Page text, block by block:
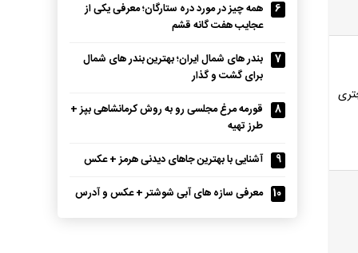
6
همه چیز در مورد دره ستارگان؛ معرفی یکی از
عجایب هفت گانه قشم
7
بندر های شمال ایران؛ بهترین بندر های شمال
برای گشت و گذار
8
قورمه مرغ مجلسی رو به روش کرمانشاهی بپز +
طرز تهیه
9
آشنایی با بهترین جاهای دیدنی هرمز + عکس
10
معرفی سازه های آبی شوشتر + عکس و آدرس